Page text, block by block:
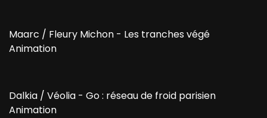
Maarc / Fleury Michon - Les tranches végé
Animation
Dalkia / Véolia - Go : réseau de froid parisien
Animation